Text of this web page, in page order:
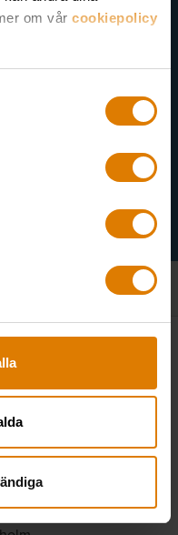
om vår cookiepolicy
olika ämnen.
474,